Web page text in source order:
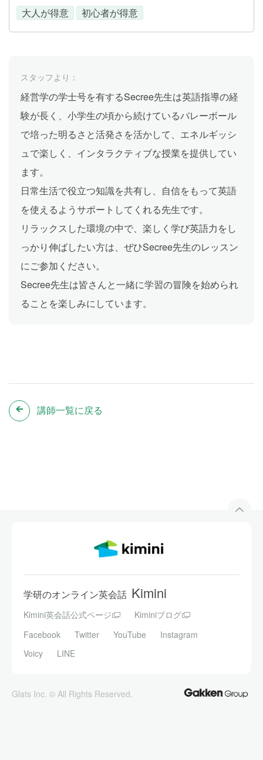
大人が得意 初心者が得意
スタッフより：
経営学の学士号を有するSecree先生は英語指導の経
験が長く、小学生の頃から続けているバレーボール
で培った明るさと活発さを活かして、エネルギッシ
ュで楽しく、インタラクティブな授業を提供してい
ます。
日常生活で役立つ知識を共有し、自信をもって英語
を使えるようサポートしてくれる先生です。
リラックスした環境の中で、楽しく学び英語力をし
っかり伸ばしたい方は、ぜひSecree先生のレッスン
にご参加ください。
Secree先生は皆さんと一緒に学習の冒険を始められ
ることを楽しみにしています。
講師一覧に戻る
学研のオンライン英会話 Kimini
Kimini英会話公式ページ
Kiminiブログ
Facebook
Twitter YouTube
Instagram
Voicy
LINE
Glats Inc. © All Rights Reserved.